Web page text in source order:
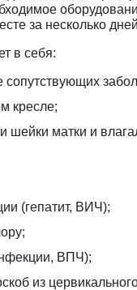
за несколько
в себя:
кресле;
шейки матки и
(гепатит, ВИЧ);
ВПЧ);
из